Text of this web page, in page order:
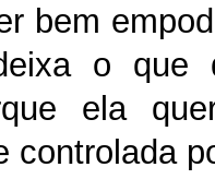
bem
o que
ela
controlada